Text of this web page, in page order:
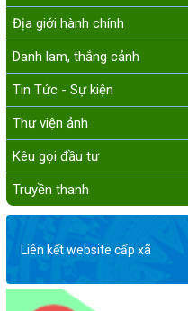
Địa giới hành chính
Danh lam, thắng cảnh
Tin Tức - Sự kiện
Thư viện ảnh
Kêu gọi đầu tư
Truyền thanh